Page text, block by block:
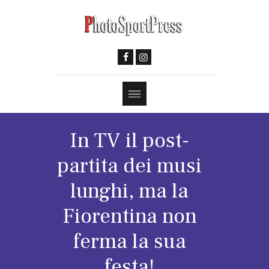
In TV il post-
partita dei musi
lunghi, ma la
Fiorentina non
ferma la sua